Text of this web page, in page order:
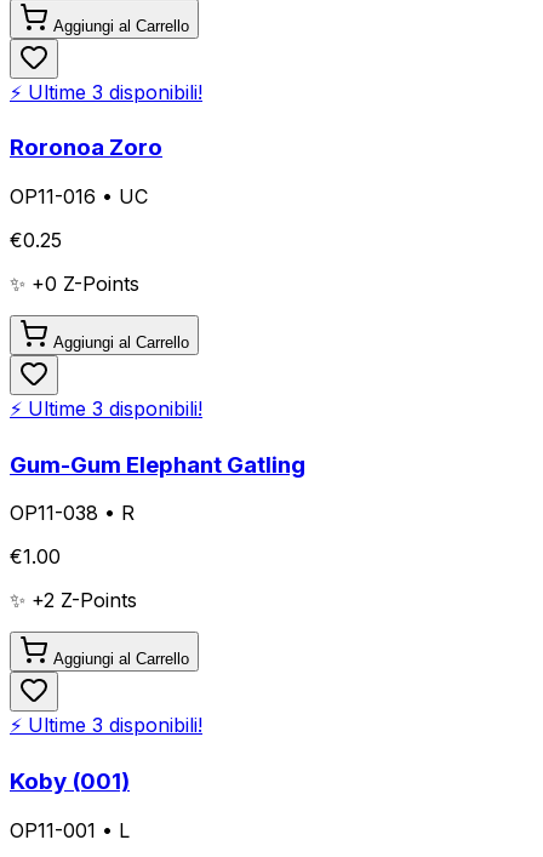
Aggiungi al Carrello
⚡ Ultime 3 disponibili!
Roronoa Zoro
OP11-016 • UC
€0.25
✨ +0 Z-Points
Aggiungi al Carrello
⚡ Ultime 3 disponibili!
Gum-Gum Elephant Gatling
OP11-038 • R
€1.00
✨ +2 Z-Points
Aggiungi al Carrello
⚡ Ultime 3 disponibili!
Koby (001)
OP11-001 • L